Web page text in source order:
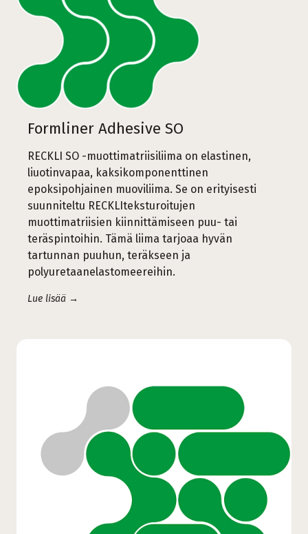
Formliner Adhesive SO
RECKLI SO -muottimatriisiliima on elastinen,
liuotinvapaa, kaksikomponenttinen
epoksipohjainen muoviliima. Se on erityisesti
suunniteltu RECKLIteksturoitujen
muottimatriisien kiinnittämiseen puu- tai
teräspintoihin. Tämä liima tarjoaa hyvän
tartunnan puuhun, teräkseen ja
polyuretaanelastomeereihin.
Lue lisää →